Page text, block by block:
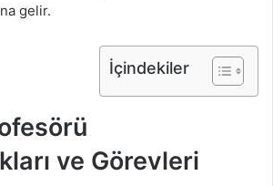
gelir.
İçindekiler
ve Görevleri